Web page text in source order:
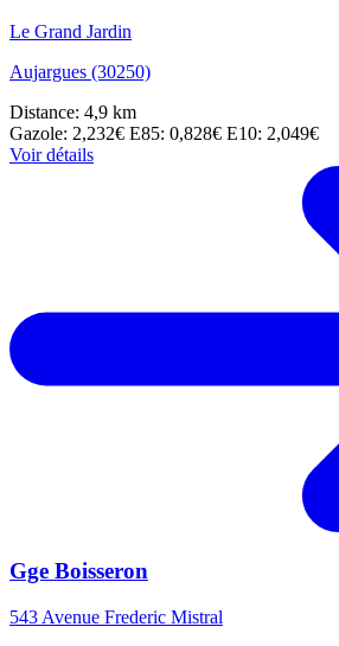
Le Grand Jardin
Aujargues (30250)
Distance: 4,9 km
Gazole: 2,232€ E85: 0,828€ E10: 2,049€
Voir détails
Gge Boisseron
543 Avenue Frederic Mistral